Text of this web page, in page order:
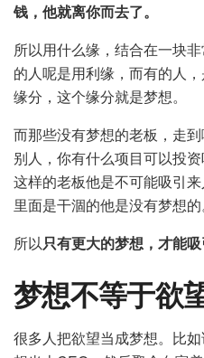
钱，他就离你而去了。
所以用什么缘，结合在一块
的人呢是用利缘，而有的人
缘分，这个缘分就是梦想。
而那些没有梦想的老板，走
别人，你有什么项目可以投
这样的老板他是不可能吸引
里面是干涸的他是没有梦想的
所以只有更大的梦想，才能
梦想不等于欲
很多人把欲望当成梦想。比